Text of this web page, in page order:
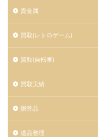
貴金属
買取(レトロゲーム)
買取(自転車)
買取実績
贈答品
遺品整理